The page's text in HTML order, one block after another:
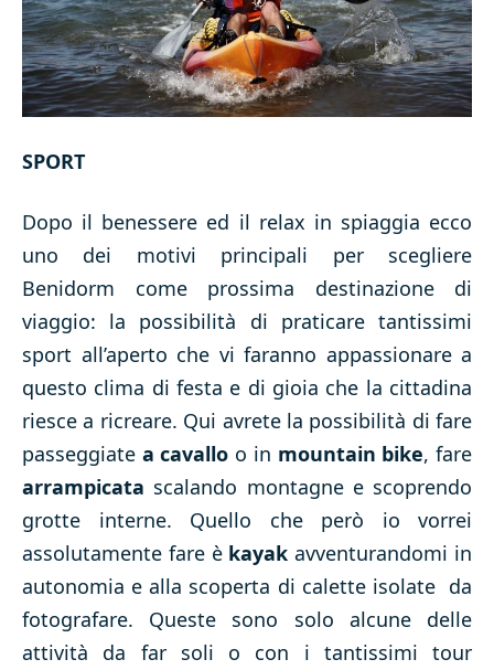
SPORT
Dopo il benessere ed il relax in spiaggia ecco
uno dei motivi principali per scegliere
Benidorm come prossima destinazione di
viaggio: la possibilità di praticare tantissimi
sport all’aperto che vi faranno appassionare a
questo clima di festa e di gioia che la cittadina
riesce a ricreare. Qui avrete la possibilità di fare
passeggiate a cavallo o in mountain bike, fare
arrampicata scalando montagne e scoprendo
grotte interne. Quello che però io vorrei
assolutamente fare è kayak avventurandomi in
autonomia e alla scoperta di calette isolate da
fotografare. Queste sono solo alcune delle
attività da far soli o con i tantissimi tour